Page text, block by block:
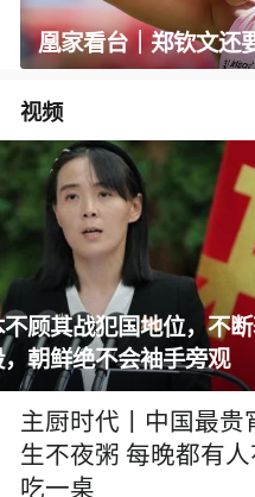
凰家看台｜郑钦文还
视频
加拿大不列颠省山火
主厨时代丨中国最贵
生不夜粥 每晚都有
吃一桌